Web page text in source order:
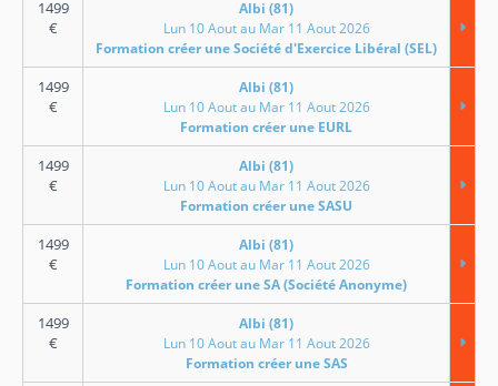
1499
€
Albi (81)
Lun 10 Aout au Mar 11 Aout 2026
Formation créer une Société d'Exercice Libéral (SEL)
1499
€
Albi (81)
Lun 10 Aout au Mar 11 Aout 2026
Formation créer une EURL
1499
€
Albi (81)
Lun 10 Aout au Mar 11 Aout 2026
Formation créer une SASU
1499
€
Albi (81)
Lun 10 Aout au Mar 11 Aout 2026
Formation créer une SA (Société Anonyme)
1499
€
Albi (81)
Lun 10 Aout au Mar 11 Aout 2026
Formation créer une SAS